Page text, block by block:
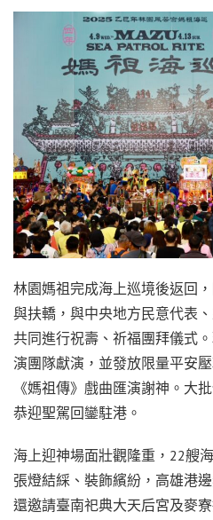
林園媽祖完成海上巡境後返回
與扶轎，與中央地方民意代表
共同進行祝壽、祈福團拜儀式
演團隊獻演，並發放限量平安
《媽祖傳》戲曲匯演謝神。大
恭迎聖駕回鑾駐港。
海上迎神場面壯觀隆重，22艘
張燈結綵、裝飾繽紛，高雄港
還邀請臺南祀典大天后宮及麥